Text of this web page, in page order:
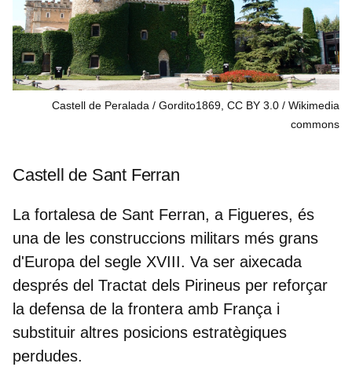
Castell de Peralada / Gordito1869, CC BY 3.0
Wikimedia
commons
Castell de Sant Ferran
La fortalesa de Sant Ferran, a Figueres, és
una de les construccions militars més grans
d'Europa del segle XVIII. Va ser aixecada
després del Tractat dels Pirineus per reforçar
la defensa de la frontera amb França i
substituir altres posicions estratègiques
perdudes.